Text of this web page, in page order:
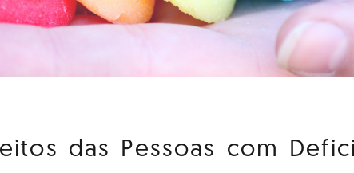
das Pessoas com